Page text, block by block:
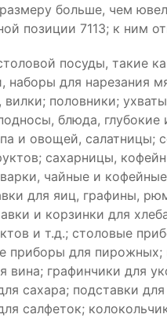
больше, чем
позиции 7113; к ним
посуды, такие
наборы для нарезания
половники;
блюда, глубокие
и овощей, салатницы;
сахарницы,
чайные и
для яиц, графины,
и корзинки для
и т.д.; столовые
приборы для пирожных;
вина; графинчики для
сахара; подставки
салфеток;